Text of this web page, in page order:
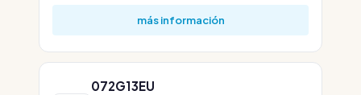
más información
072G13EU